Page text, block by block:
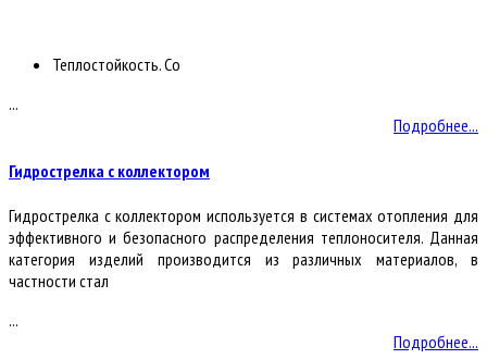
Теплостойкость. Со
...
Подробнее...
Гидрострелка с коллектором
Гидрострелка с коллектором используется в системах отопления для
эффективного и безопасного распределения теплоносителя. Данная
категория изделий производится из различных материалов, в
частности стал
...
Подробнее...